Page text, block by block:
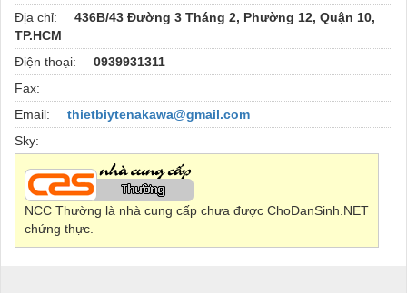
Địa chỉ:
436B/43 Đường 3 Tháng 2, Phường 12, Quận 10,
TP.HCM
Điện thoại:
0939931311
Fax:
Email:
thietbiytenakawa@gmail.com
Sky:
NCC Thường là nhà cung cấp chưa được ChoDanSinh.NET
chứng thực.